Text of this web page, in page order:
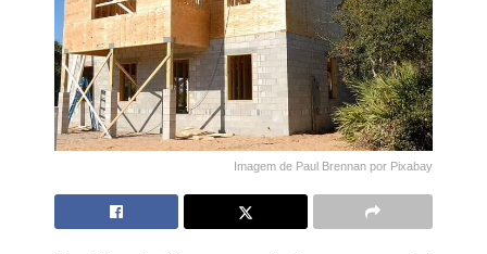
Imagem de Paul Brennan por Pixabay